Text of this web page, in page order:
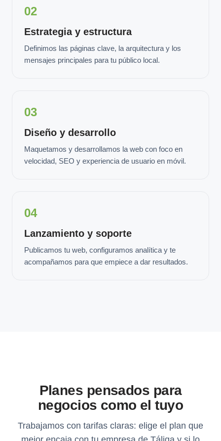
02
Estrategia y estructura
Definimos las páginas clave, la arquitectura y los
mensajes principales para tu público local.
03
Diseño y desarrollo
Maquetamos y desarrollamos la web con foco en
velocidad, SEO y experiencia de usuario en móvil.
04
Lanzamiento y soporte
Publicamos tu web, configuramos analítica y te
acompañamos para que empiece a dar resultados.
Planes pensados para
negocios como el tuyo
Trabajamos con tarifas claras: elige el plan que